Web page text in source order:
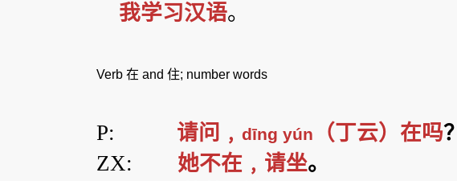
我学习汉语。
Verb在 and住; number words
P:
请问﹐dīng yún （丁云）在吗？
ZX:
她不在﹐请坐。